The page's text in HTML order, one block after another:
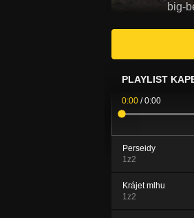
big-
PLAYLIST
0:00 /0:00
Perseidy
1z2
Krájet mlhu
1z2